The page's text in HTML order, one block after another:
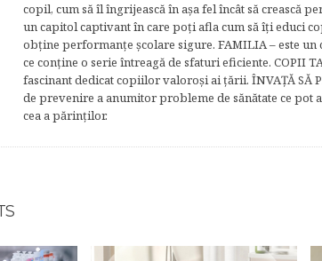
copil, cum să îl îngrijească în aşa fel încât să crească
un capitol captivant în care poţi afla cum să îţi educi
obţine performanţe şcolare sigure. FAMILIA – este
ce conţine o serie întreagă de sfaturi eficiente. COPII
fascinant dedicat copiilor valoroși ai țării. ÎNVAŢĂ SĂ
de prevenire a anumitor probleme de sănătate ce pot
cea a părinţilor.